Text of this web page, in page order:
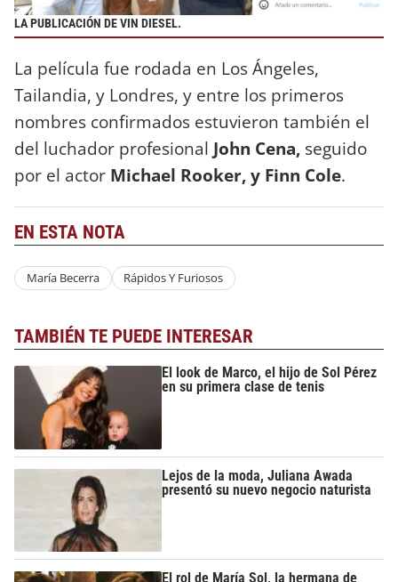
LA PUBLICACIÓN DE VIN DIESEL.
La película fue rodada en Los Ángeles,
Tailandia, y Londres, y entre los primeros
nombres confirmados estuvieron también el
del luchador profesional John Cena, seguido
por el actor Michael Rooker, y Finn Cole.
EN ESTA NOTA
María Becerra Rápidos Y Furiosos
TAMBIÉN TE PUEDE INTERESAR
El look de Marco, el hijo de Sol Pérez
en su primera clase de tenis
Lejos de la moda, Juliana Awada
presentó su nuevo negocio naturista
El rol de María Sol, la hermana de